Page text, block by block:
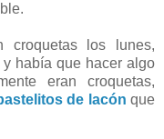
croquetas los lunes,
había que hacer algo
eran croquetas,
de lacón que